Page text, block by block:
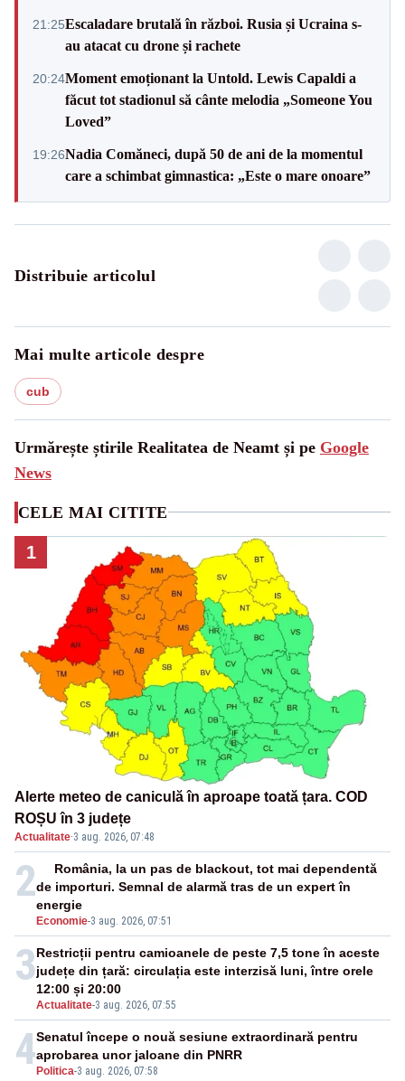
21:25Escaladare brutală în război. Rusia și Ucraina s-
au atacat cu drone și rachete
20:24Moment emoționant la Untold. Lewis Capaldi a
făcut tot stadionul să cânte melodia „Someone You
Loved”
19:26Nadia Comăneci, după 50 de ani de la momentul
care a schimbat gimnastica: „Este o mare onoare”
Distribuie articolul
Mai multe articole despre
cub
Urmărește știrile Realitatea de Neamt și pe Google
News
CELE MAI CITITE
1
Alerte meteo de caniculă în aproape toată țara. COD
ROȘU în 3 județe
Actualitate·3 aug. 2026, 07:48
2
Economie-3 aug. 2026, 07:51
România, la un pas de blackout, tot mai dependentă
de importuri. Semnal de alarmă tras de un expert în
energie
3
Actualitate-3 aug. 2026, 07:55
Restricții pentru camioanele de peste 7,5 tone în aceste
județe din țară: circulația este interzisă luni, între orele
12:00 și 20:00
4 Politica-3 aug. 2026, 07:58
Senatul începe o nouă sesiune extraordinară pentru
aprobarea unor jaloane din PNRR